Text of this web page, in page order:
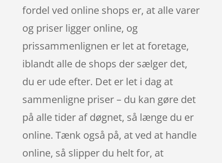
fordel ved online shops er, at alle varer
og priser ligger online, og
prissammenlignen er let at foretage,
iblandt alle de shops der sælger det,
du er ude efter. Det er let i dag at
sammenligne priser – du kan gøre det
på alle tider af døgnet, så længe du er
online. Tænk også på, at ved at handle
online, så slipper du helt for, at